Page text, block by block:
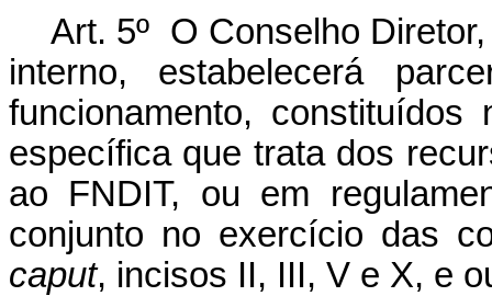
Art. 5º O Conselho
interno, estabelecerá
funcionamento,
específica que trata dos
ao FNDIT, ou em
conjunto no exercício das
caput, incisos II, III, V e X, e